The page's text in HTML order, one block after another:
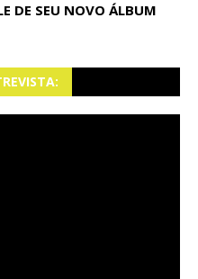
DE SEU NOVO ÁLBUM